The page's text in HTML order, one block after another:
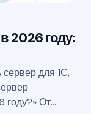
2026 году:
для 1С,
году?» От…